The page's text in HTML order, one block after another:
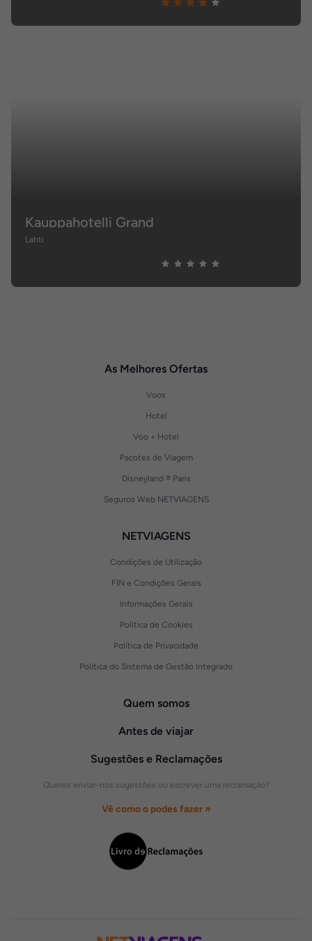
Kauppahotelli Grand
Lahti
As Melhores Ofertas
Voos
Hotel
Voo + Hotel
Pacotes de Viagem
Disneyland ® Paris
Seguros Web NETVIAGENS
NETVIAGENS
Condições de Utilização
FIN e Condições Gerais
Informações Gerais
Política de Cookies
Política de Privacidade
Política do Sistema de Gestão Integrado
Quem somos
Antes de viajar
Sugestões e Reclamações
Queres enviar-nos sugestões ou escrever uma reclamação?
Vê como o podes fazer »